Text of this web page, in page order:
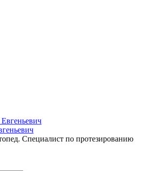
Специалист по протезированию